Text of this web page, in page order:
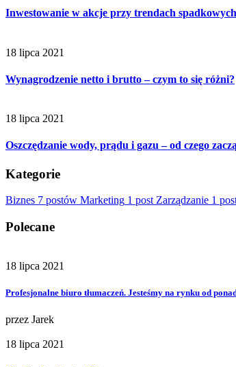
Inwestowanie w akcje przy trendach spadkowych
18 lipca 2021
Wynagrodzenie netto i brutto – czym to się różni?
18 lipca 2021
Oszczędzanie wody, prądu i gazu – od czego
Kategorie
Biznes 7 postów Marketing 1 post Zarządzanie 1
Polecane
18 lipca 2021
Profesjonalne biuro tłumaczeń. Jesteśmy na rynku od
przez Jarek
18 lipca 2021